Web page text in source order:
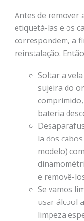
Antes de remover
etiquetá-las e os
correspondem, a
reinstalação.
Soltar a
sujeira do
bateria
la dos
modelo)
e removê-
Se vamos
usar álcool
limpeza